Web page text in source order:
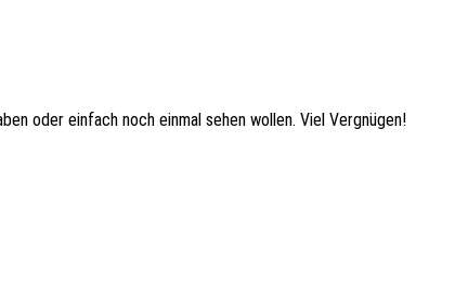
oder einfach noch einmal sehen wollen. Viel Vergnügen!